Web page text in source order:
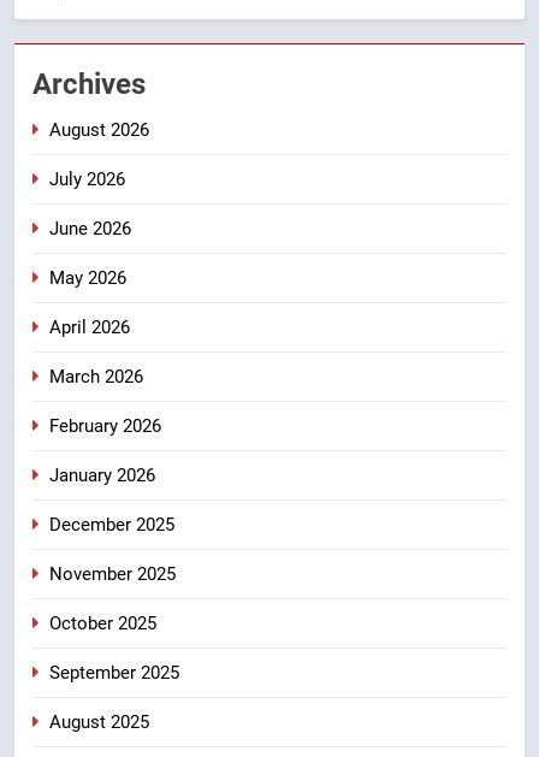
मिशन की योजनाओं के लिए नया हस्तांतरण
6
Archives
August 2026
July 2026
June 2026
May 2026
April 2026
March 2026
February 2026
January 2026
December 2025
November 2025
October 2025
September 2025
August 2025